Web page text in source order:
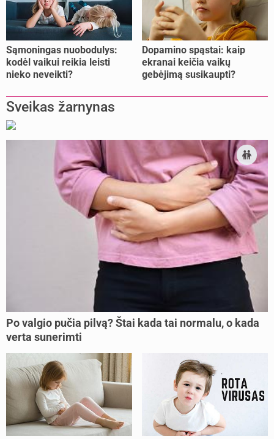
Sąmoningas nuobodulys:
kodėl vaikui reikia leisti
nieko neveikti?
Dopamino spąstai: kaip
ekranai keičia vaikų
gebėjimą susikaupti?
Sveikas žarnynas
Po valgio pučia pilvą? Štai kada tai normalu, o kada
verta sunerimti